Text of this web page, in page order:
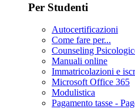
Per Studenti
Autocertificazioni
Come fare per...
Counseling
Manuali online
Immatricolazioni e
Microsoft Office 365
Modulistica
Pagamento tasse -